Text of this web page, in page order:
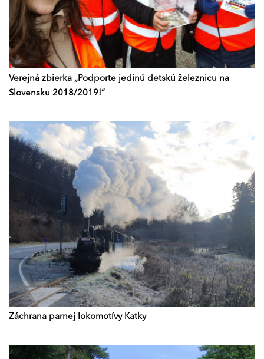
Verejná zbierka „Podporte jedinú detskú železnicu na
Slovensku 2018/2019!“
Záchrana parnej lokomotívy Katky